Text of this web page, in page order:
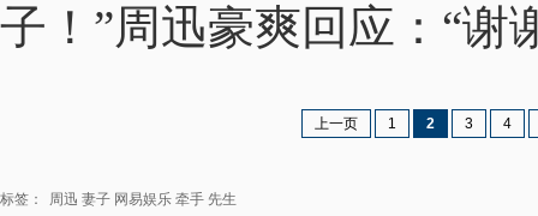
子！”周迅豪爽回应：“谢
上一页 1 2 3 4
标签： 周迅 妻子 网易娱乐 牵手 先生